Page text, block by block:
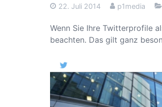
22. Juli 2014 p1media
Wenn Sie Ihre Twitterprofile
beachten. Das gilt ganz